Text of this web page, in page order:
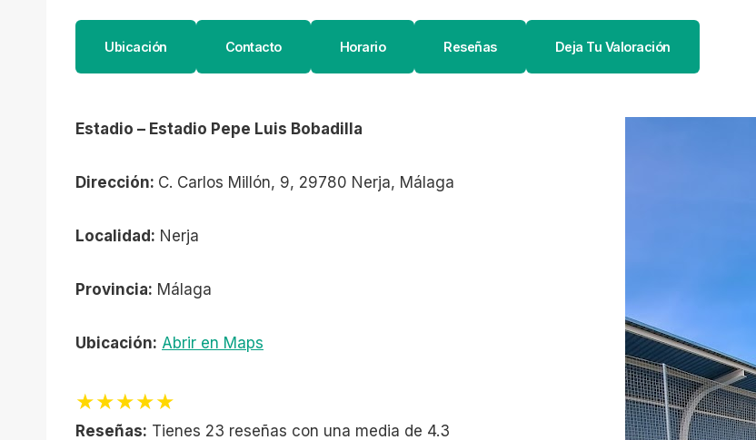
Ubicación Contacto Horario Reseñas Deja Tu Valoración
Estadio – Estadio Pepe Luis Bobadilla
Dirección: C. Carlos Millón, 9, 29780 Nerja, Málaga
Localidad: Nerja
Provincia: Málaga
Ubicación: Abrir en Maps
★★★★★
Reseñas: Tienes 23 reseñas con una media de 4.3